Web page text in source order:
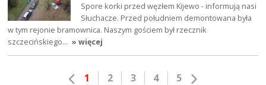
Spore korki przed węzłem Kijewo - informują nasi
Słuchacze. Przed południem demontowana była
w tym rejonie bramownica. Naszym gościem był rzecznik
szczecińskiego… » więcej
1 2 3 4 5